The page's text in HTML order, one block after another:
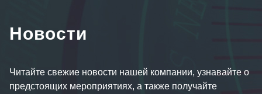
Новости
Читайте свежие новости нашей компании, узнавайте о
предстоящих мероприятиях, а также получайте